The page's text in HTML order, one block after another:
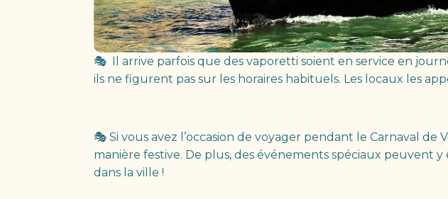
🎭 Il arrive parfois que des vaporetti soient en service en
ils ne figurent pas sur les horaires habituels. Les locaux les
🎭 Si vous avez l’occasion de voyager pendant le Carnaval
manière festive. De plus, des événements spéciaux peuvent
dans la ville !